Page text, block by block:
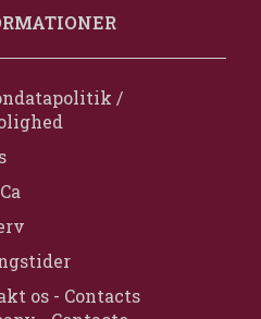
/
os - Contacts